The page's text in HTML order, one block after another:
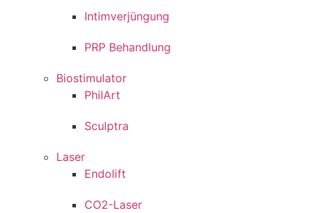
Intimverjüngung
PRP Behandlung
Biostimulator
PhilArt
Sculptra
Laser
Endolift
CO2-Laser